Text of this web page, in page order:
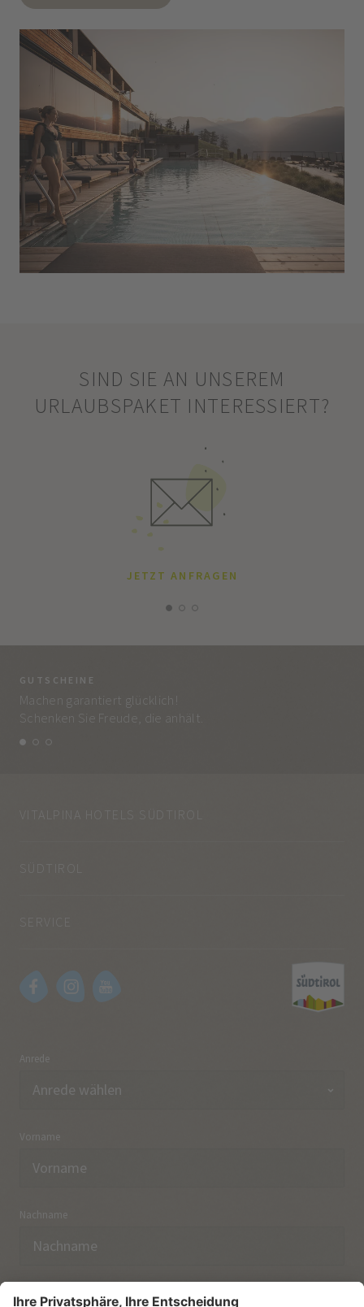
SIND SIE AN UNSEREM
URLAUBSPAKET INTERESSIERT?
JETZT ANFRAGEN
GUTSCHEINE
Machen garantiert glücklich!
Schenken Sie Freude, die anhält.
VITALPINA HOTELS SÜDTIROL
SÜDTIROL
Anrede
Vorname
Nachname
E-Mail